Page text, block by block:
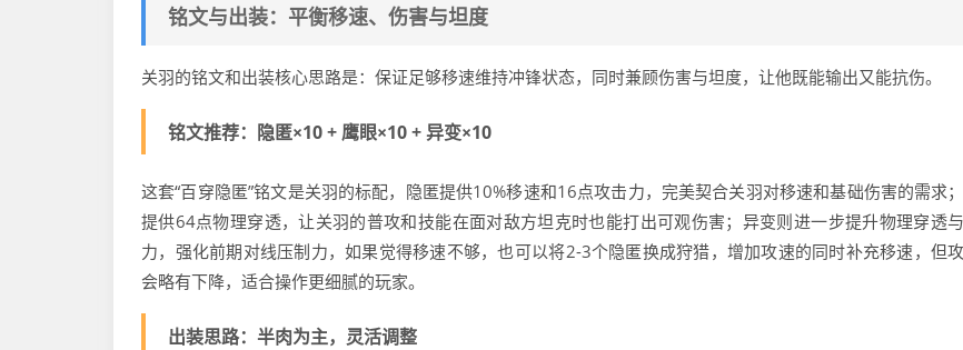
铭文与出装：平衡移速、伤害与坦度
关羽的铭文和出装核心思路是：保证足够移速维持冲锋状态，同时兼顾伤害与坦度，让他既能输出又能抗伤。
铭文推荐：隐匿×10 + 鹰眼×10 + 异变×10
这套“百穿隐匿”铭文是关羽的标配，隐匿提供10%移速和16点攻击力，完美契合关羽对移速和基础伤害的需求
提供64点物理穿透，让关羽的普攻和技能在面对敌方坦克时也能打出可观伤害；异变则进一步提升物理穿透
力，强化前期对线压制力，如果觉得移速不够，也可以将2-3个隐匿换成狩猎，增加攻速的同时补充移速，但
会略有下降，适合操作更细腻的玩家。
出装思路：半肉为主，灵活调整